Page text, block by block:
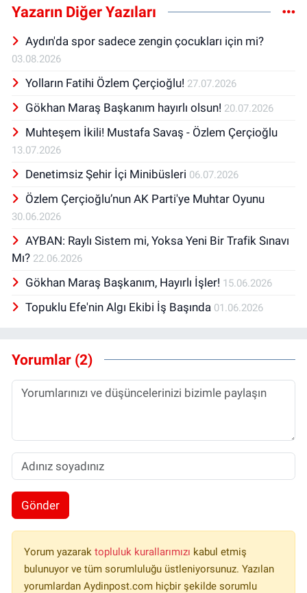
Yazarın Diğer Yazıları
Aydın'da spor sadece zengin çocukları için mi?
03.08.2026
Yolların Fatihi Özlem Çerçioğlu! 27.07.2026
Gökhan Maraş Başkanım hayırlı olsun! 20.07.2026
Muhteşem İkili! Mustafa Savaş - Özlem Çerçioğlu
13.07.2026
Denetimsiz Şehir İçi Minibüsleri 06.07.2026
Özlem Çerçioğlu’nun AK Parti'ye Muhtar Oyunu
30.06.2026
AYBAN: Raylı Sistem mi, Yoksa Yeni Bir Trafik Sınavı
Mı? 22.06.2026
Gökhan Maraş Başkanım, Hayırlı İşler! 15.06.2026
Topuklu Efe'nin Algı Ekibi İş Başında 01.06.2026
Yorumlar (2)
Gönder
Yorum yazarak topluluk kurallarımızı kabul etmiş
bulunuyor ve tüm sorumluluğu üstleniyorsunuz. Yazılan
yorumlardan Aydinpost.com hiçbir şekilde sorumlu